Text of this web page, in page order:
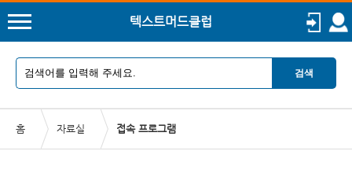
텍스트머드클럽
검색
홈 자료실 접속 프로그램